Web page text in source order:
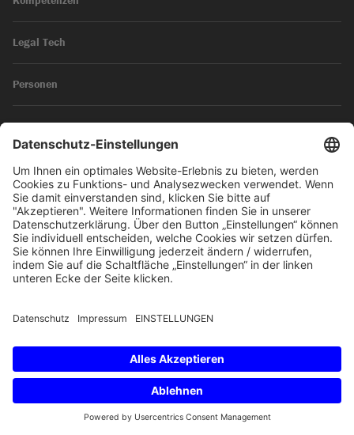
Legal Tech
Personen
News
Impressum
Datenschutz